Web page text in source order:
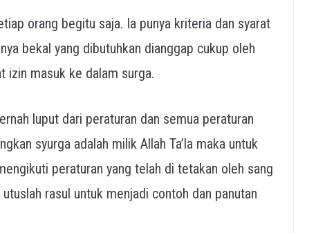
orang begitu saja. Ia punya kriteria dan syarat
bekal yang dibutuhkan dianggap cukup oleh
izin masuk ke dalam surga.
luput dari peraturan dan semua peraturan
syurga adalah milik Allah Ta’la maka untuk
peraturan yang telah di tetakan oleh sang
rasul untuk menjadi contoh dan panutan